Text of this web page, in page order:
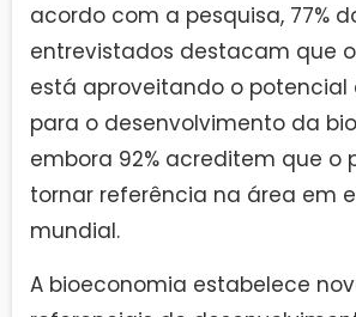
acordo com a pesquisa, 77%
entrevistados destacam que
está aproveitando o potencial
para o desenvolvimento da
embora 92% acreditem que o
tornar referência na área em
mundial.
A bioeconomia estabelece